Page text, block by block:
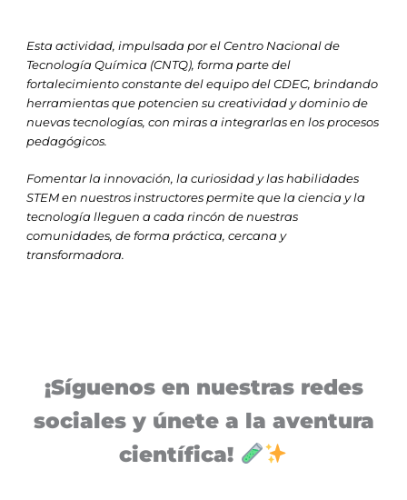
Esta actividad, impulsada por el Centro Nacional de
Tecnología Química (CNTQ), forma parte del
fortalecimiento constante del equipo del CDEC, brindando
herramientas que potencien su creatividad y dominio de
nuevas tecnologías, con miras a integrarlas en los procesos
pedagógicos.
Fomentar la innovación, la curiosidad y las habilidades
STEM en nuestros instructores permite que la ciencia y la
tecnología lleguen a cada rincón de nuestras
comunidades, de forma práctica, cercana y
transformadora.
¡Síguenos en nuestras redes
sociales y únete a la aventura
científica!